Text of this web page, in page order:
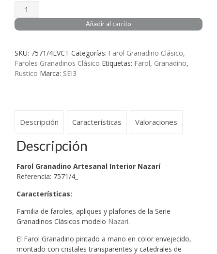
Farol
Granadino
Artesanal
cantidad
Añadir al carrito
SKU: 7571/4EVCT Categorías: Farol Granadino Clásico,
Faroles Granadinos Clásico Etiquetas: Farol, Granadino,
Rustico Marca: SEI3
Descripción Características Valoraciones
Descripción
Farol Granadino Artesanal Interior Nazarí
Referencia: 7571/4_
Características:
Familia de faroles, apliques y plafones de la Serie
Granadinos Clásicos modelo Nazarí.
El Farol Granadino pintado a mano en color envejecido,
montado con cristales transparentes y catedrales de